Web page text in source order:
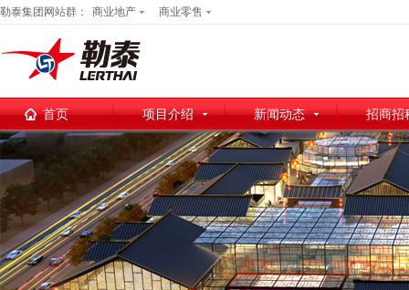
勒泰集团网站群： 商业地产 商业零售
首页 项目介绍 新闻动态 招商招